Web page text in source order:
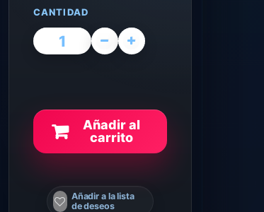
CANTIDAD
Añadir al
carrito
Añadir a la lista
de deseos